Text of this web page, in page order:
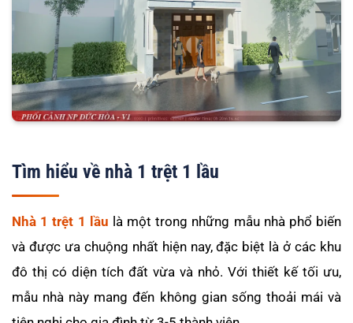
Tìm hiểu về nhà 1 trệt 1 lầu
Nhà 1 trệt 1 lầu là một trong những mẫu nhà phổ biến
và được ưa chuộng nhất hiện nay, đặc biệt là ở các khu
đô thị có diện tích đất vừa và nhỏ. Với thiết kế tối ưu,
mẫu nhà này mang đến không gian sống thoải mái và